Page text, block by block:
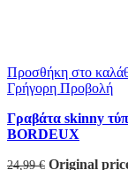
Προσθήκη στο
Γρήγορη Προβολή
Γραβάτα skinny
BORDEUX
24,99€ Original